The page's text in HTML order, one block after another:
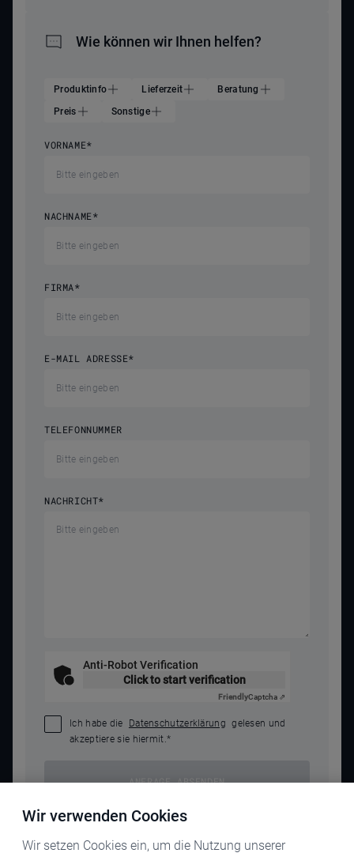
Wie können wir Ihnen helfen?
Produktinfo Lieferzeit
Beratung
Preis
Sonstige
VORNAME*
NACHNAME*
FIRMA*
E-MAIL ADRESSE*
TELEFONNUMMER
NACHRICHT*
Anti-Robot Verification
Click to start verification
FriendlyCaptcha ⇗
Ich habe die Datenschutzerklärung gelesen und
akzeptiere sie hiermit.*
ANFRAGE ABSENDEN
Wir verwenden Cookies
Wir setzen Cookies ein, um die Nutzung unserer